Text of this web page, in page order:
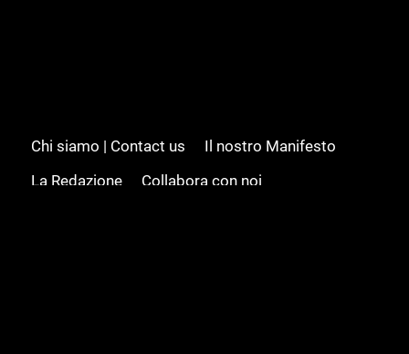
Chi siamo | Contact us
Il nostro Manifesto
La Redazione
Collabora con noi